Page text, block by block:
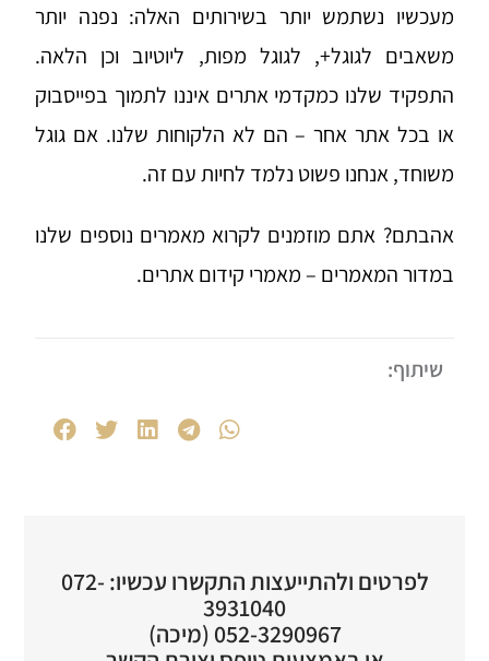
מעכשיו נשתמש יותר בשירותים האלה: נפנה יותר
משאבים לגוגל+, לגוגל מפות, ליוטיוב וכן הלאה.
התפקיד שלנו כמקדמי אתרים איננו לתמוך בפייסבוק
או בכל אתר אחר – הם לא הלקוחות שלנו. אם גוגל
משוחד, אנחנו פשוט נלמד לחיות עם זה.
אהבתם? אתם מוזמנים לקרוא מאמרים נוספים שלנו
במדור המאמרים –מאמרי קידום אתרים.
שיתוף:
לפרטים ולהתייעצות התקשרו עכשיו: 072-
3931040
052-3290967 (מיכה)